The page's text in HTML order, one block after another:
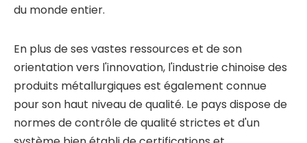
du monde entier.
En plus de ses vastes ressources et de son
orientation vers l'innovation, l'industrie chinoise des
produits métallurgiques est également connue
pour son haut niveau de qualité. Le pays dispose de
normes de contrôle de qualité strictes et d'un